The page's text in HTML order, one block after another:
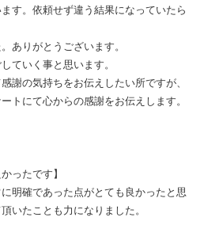
す。依頼せず違う結果になっていたら
ありがとうございます。
ていく事と思います。
謝の気持ちをお伝えしたい所ですが、
トにて心からの感謝をお伝えします。
ったです】
明確であった点がとても良かったと思
いたことも力になりました。